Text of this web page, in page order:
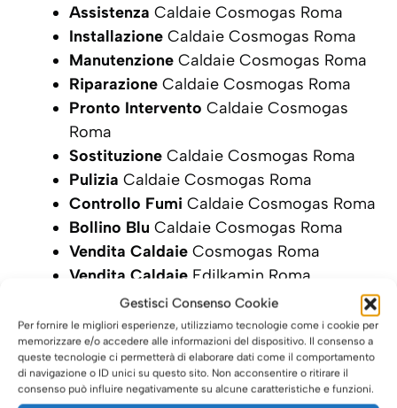
Gestisci Consenso Cookie
Per fornire le migliori esperienze, utilizziamo tecnologie come i cookie per
memorizzare e/o accedere alle informazioni del dispositivo. Il consenso a
queste tecnologie ci permetterà di elaborare dati come il comportamento
di navigazione o ID unici su questo sito. Non acconsentire o ritirare il
consenso può influire negativamente su alcune caratteristiche e funzioni.
Assistenza Caldaie Cosmogas Roma
Installazione Caldaie Cosmogas Roma
Manutenzione Caldaie Cosmogas Roma
Riparazione Caldaie Cosmogas Roma
Pronto Intervento Caldaie Cosmogas
Roma
Sostituzione Caldaie Cosmogas Roma
Pulizia Caldaie Cosmogas Roma
Controllo Fumi Caldaie Cosmogas Roma
Bollino Blu Caldaie Cosmogas Roma
Vendita Caldaie Cosmogas Roma
Vendita Caldaie Edilkamin Roma
SCRIVI ORA LA TUA RICHIESTA DI
INTERVENTO